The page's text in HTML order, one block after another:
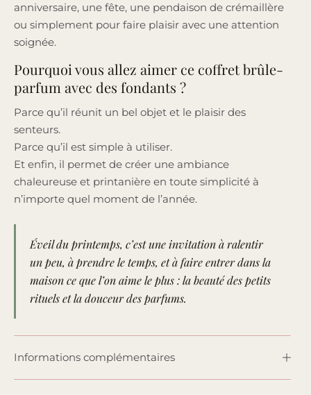
anniversaire, une fête, une pendaison de crémaillère
ou simplement pour faire plaisir avec une attention
soignée.
Pourquoi vous allez aimer ce coffret brûle-
parfum avec des fondants ?
Parce qu’il réunit un bel objet et le plaisir des
senteurs.
Parce qu’il est simple à utiliser.
Et enfin, il permet de créer une ambiance
chaleureuse et printanière en toute simplicité à
n’importe quel moment de l’année.
Éveil du printemps, c’est une invitation à ralentir
un peu, à prendre le temps, et à faire entrer dans la
maison ce que l’on aime le plus : la beauté des petits
rituels et la douceur des parfums.
Informations complémentaires